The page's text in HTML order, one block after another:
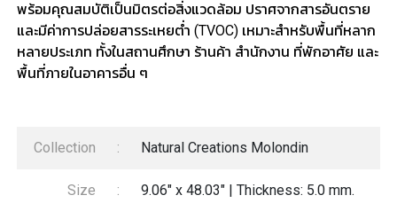
พร้อมคุณสมบัติเป็นมิตรต่อสิ่งแวดล้อม ปราศจากสารอันตราย
และมีค่าการปล่อยสารระเหยต่ำ (TVOC) เหมาะสำหรับพื้นที่หลาก
หลายประเภท ทั้งในสถานศึกษา ร้านค้า สำนักงาน ที่พักอาศัย และ
พื้นที่ภายในอาคารอื่น ๆ
Collection : Natural Creations Molondin
Size : 9.06" x 48.03" | Thickness: 5.0 mm.